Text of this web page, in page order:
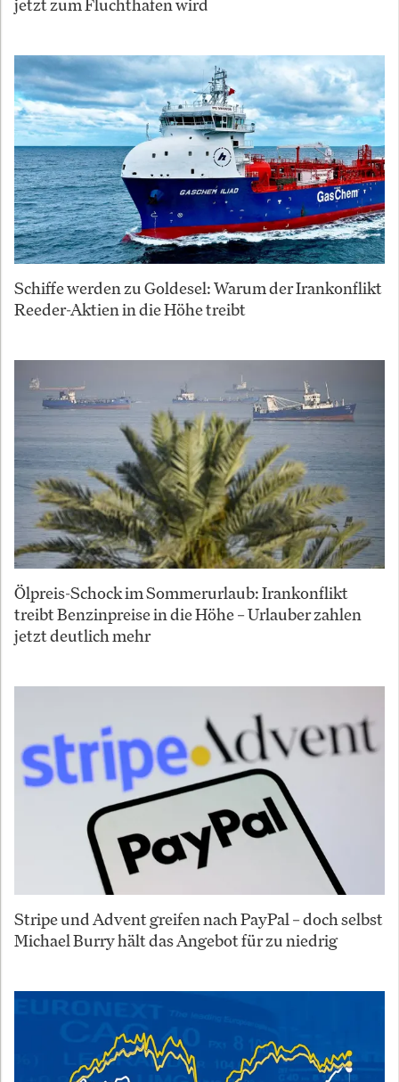
jetzt zum Fluchthafen wird
Schiffe werden zu Goldesel: Warum der Irankonflikt
Reeder-Aktien in die Höhe treibt
Ölpreis-Schock im Sommerurlaub: Irankonflikt
treibt Benzinpreise in die Höhe – Urlauber zahlen
jetzt deutlich mehr
Stripe und Advent greifen nach PayPal – doch selbst
Michael Burry hält das Angebot für zu niedrig